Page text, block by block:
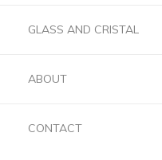
GLASS AND CRISTAL
ABOUT
CONTACT